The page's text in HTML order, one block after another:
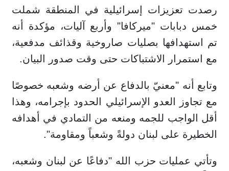
رصدت تعزيزات إسرائيلية في المنطقة شملت
خمس دبابات "ميركافا" وأربع آليات، مؤكدة أنه
تم استهدافها بصليات صاروخية وقذائف مدفعية،
مع استمرار الاشتباكات حتى وقت صدور البيان.
وتابع أنه "معنيّ بالدفاع عن أرضه وشعبه خصوصًا
مع تجاوز العدو الإسرائيلي الحدود بإجرامه، وهذا
أقل الواجب للجمه ومنعه من التمادي في أهدافه
الخطيرة على لبنان دولةً وشعباً ومقاومة".
وتأتي عمليات حزب الله "دفاعًا عن لبنان وشعبه،